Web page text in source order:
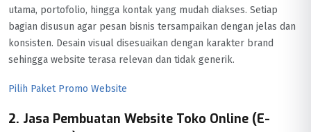
utama, portofolio, hingga kontak yang mudah diakses. Setiap
bagian disusun agar pesan bisnis tersampaikan dengan jelas dan
konsisten. Desain visual disesuaikan dengan karakter brand
sehingga website terasa relevan dan tidak generik.
Pilih Paket Promo Website
2. Jasa Pembuatan Website Toko Online (E-